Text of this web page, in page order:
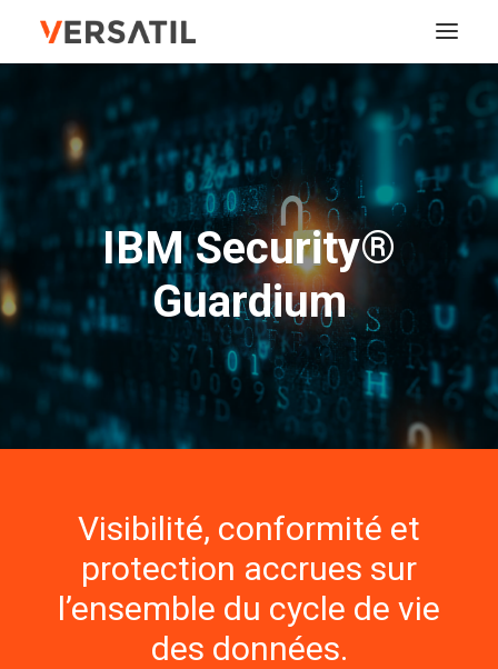
À NOTRE SUJET
SERVICES
SOLUTIONS
FORMATIONS
COORDONNÉES
IBM Security®
Guardium
Visibilité, conformité et
protection accrues sur
l’ensemble du cycle de vie
des données.